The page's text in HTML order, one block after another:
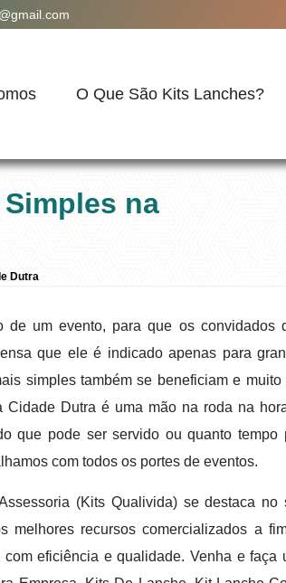
O Que São Kits Lanches?
na
Dutra
um evento, para que os convidados
que ele é indicado apenas para
simples também se beneficiam e muito
Dutra é uma mão na roda na
que pode ser servido ou quanto tempo
com todos os portes de eventos.
(Kits Qualivida) se destaca no
melhores recursos comercializados a
eficiência e qualidade. Venha e faça